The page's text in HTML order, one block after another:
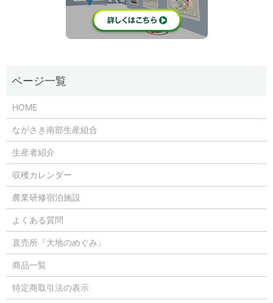
HOME
ながさき南部生産組合
生産者紹介
収穫カレンダー
農業研修宿泊施設
よくある質問
直売所『大地のめぐみ』
商品一覧
特定商取引法の表示